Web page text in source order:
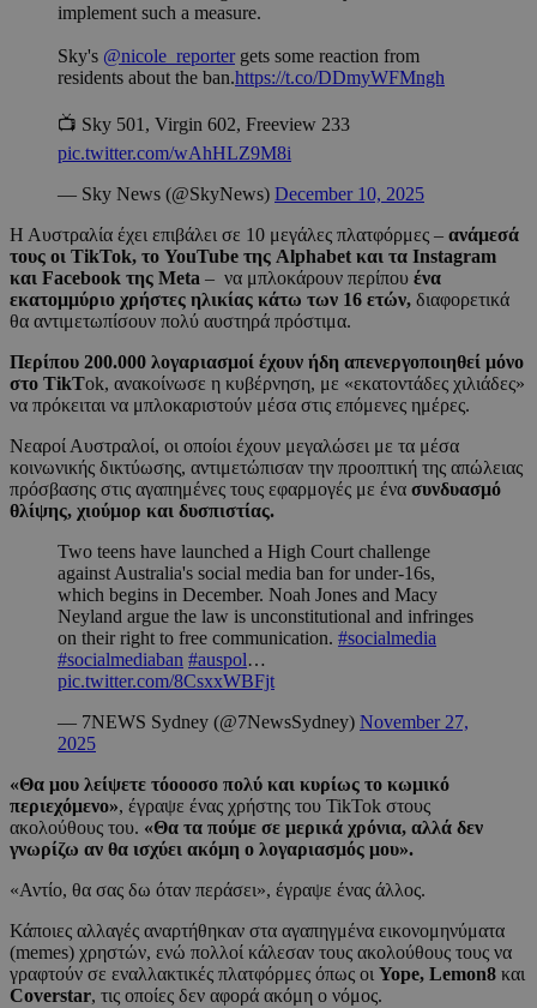
implement such a measure.
Sky's @nicole_reportergets some reaction from
residents about the ban.https://t.co/DDmyWFMngh
📺 Sky 501, Virgin 602, Freeview 233
pic.twitter.com/wAhHLZ9M8i
— Sky News (@SkyNews) December 10, 2025
Η Αυστραλία έχει επιβάλει σε 10 μεγάλες πλατφόρμες – ανάμεσά
τους οι TikTok, το YouTube της Alphabet και τα Instagram
και Facebook της Meta – να μπλοκάρουν περίπου ένα
εκατομμύριο χρήστες ηλικίας κάτω των 16 ετών, διαφορετικά
θα αντιμετωπίσουν πολύ αυστηρά πρόστιμα.
Περίπου 200.000 λογαριασμοί έχουν ήδη απενεργοποιηθεί μόνο
στο TikTok, ανακοίνωσε η κυβέρνηση, με «εκατοντάδες χιλιάδες»
να πρόκειται να μπλοκαριστούν μέσα στις επόμενες ημέρες.
Νεαροί Αυστραλοί, οι οποίοι έχουν μεγαλώσει με τα μέσα
κοινωνικής δικτύωσης, αντιμετώπισαν την προοπτική της απώλειας
πρόσβασης στις αγαπημένες τους εφαρμογές με ένα συνδυασμό
θλίψης, χιούμορ και δυσπιστίας.
Two teens have launched a High Court challenge
against Australia's social media ban for under-16s,
which begins in December. Noah Jones and Macy
Neyland argue the law is unconstitutional and infringes
on their right to free communication. #socialmedia
#socialmediaban #auspol…
pic.twitter.com/8CsxxWBFjt
— 7NEWS Sydney (@7NewsSydney) November 27,
2025
«Θα μου λείψετε τόοοοσο πολύ και κυρίως το κωμικό
περιεχόμενο», έγραψε ένας χρήστης του TikTok στους
ακολούθους του. «Θα τα πούμε σε μερικά χρόνια, αλλά δεν
γνωρίζω αν θα ισχύει ακόμη ο λογαριασμός μου».
«Αντίο, θα σας δω όταν περάσει», έγραψε ένας άλλος.
Κάποιες αλλαγές αναρτήθηκαν στα αγαπηγμένα εικονομηνύματα
(memes) χρηστών, ενώ πολλοί κάλεσαν τους ακολούθους τους να
γραφτούν σε εναλλακτικές πλατφόρμες όπως οι Yope, Lemon8 και
Coverstar, τις οποίες δεν αφορά ακόμη ο νόμος.